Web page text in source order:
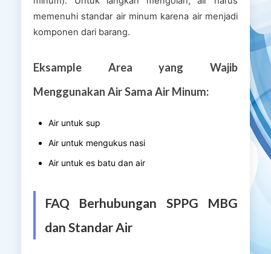
memenuhi standar air minum karena air menjadi
komponen dari barang.
Eksample Area yang Wajib
Menggunakan Air Sama Air Minum:
Air untuk sup
Air untuk mengukus nasi
Air untuk es batu dan air
FAQ Berhubungan SPPG MBG
dan Standar Air